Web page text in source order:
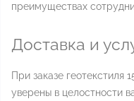
преимуществах
Доставка и
При заказе геотекстиля
уверены в целостности